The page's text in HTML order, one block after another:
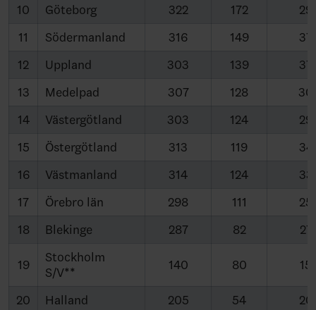
10
Göteborg 322 172
29
11
Södermanland 316 149
37
12
Uppland 303 139
37
13
Medelpad 307 128
30
14
Västergötland 303 124
29
15
Östergötland 313 119
34
16
Västmanland 314 124
33
17
Örebro län 298 111
25
18
Blekinge 287 82 27
19
Stockholm
S/V**
140 80 15
20 Halland 205 54
20